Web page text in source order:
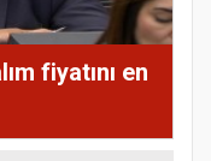
fiyatını en